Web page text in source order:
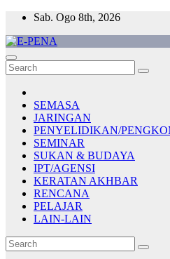
Skip
content
Sab. Ogo 8th, 2026
E-PENA
Berita Digital Terkini
SEMASA
JARINGAN
PENYELIDIKAN/
SEMINAR
SUKAN & BUDAYA
IPT/AGENSI
KERATAN AKHBAR
RENCANA
PELAJAR
LAIN-LAIN